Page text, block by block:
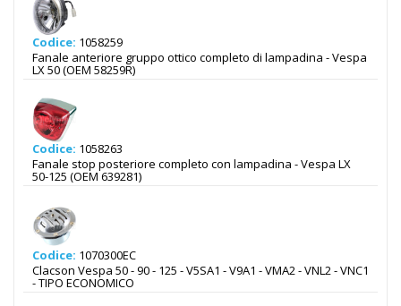
Codice: 1058259
Fanale anteriore gruppo ottico completo di lampadina - Vespa
LX 50 (OEM 58259R)
Codice: 1058263
Fanale stop posteriore completo con lampadina - Vespa LX
50-125 (OEM 639281)
Codice: 1070300EC
Clacson Vespa 50 - 90 - 125 - V5SA1 - V9A1 - VMA2 - VNL2 - VNC1
- TIPO ECONOMICO